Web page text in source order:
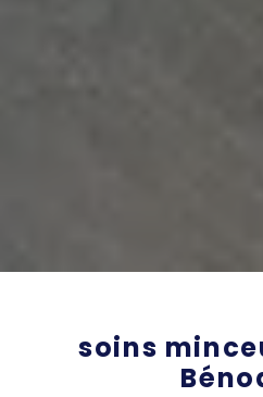
soins